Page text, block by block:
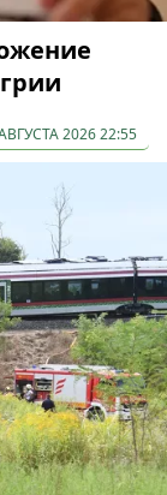
2026 22:55